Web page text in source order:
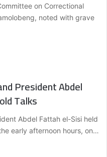
on Correctional
noted with grave
President Abdel
Talks
Abdel Fattah el-Sisi held
early afternoon hours, on…